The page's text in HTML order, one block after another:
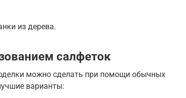
из дерева.
салфеток
можно сделать при помощи обычных
варианты: